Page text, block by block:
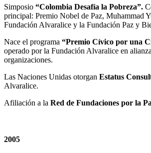
Simposio “Colombia Desafía la Pobreza”.
principal: Premio Nobel de Paz, Muhammad
Fundación Alvaralice y la Fundación Paz y
Nace el programa “Premio Cívico por una
operado por la Fundación Alvaralice en
organizaciones.
Las Naciones Unidas otorgan Estatus
Alvaralice.
Afiliación a la Red de Fundaciones por la
2005